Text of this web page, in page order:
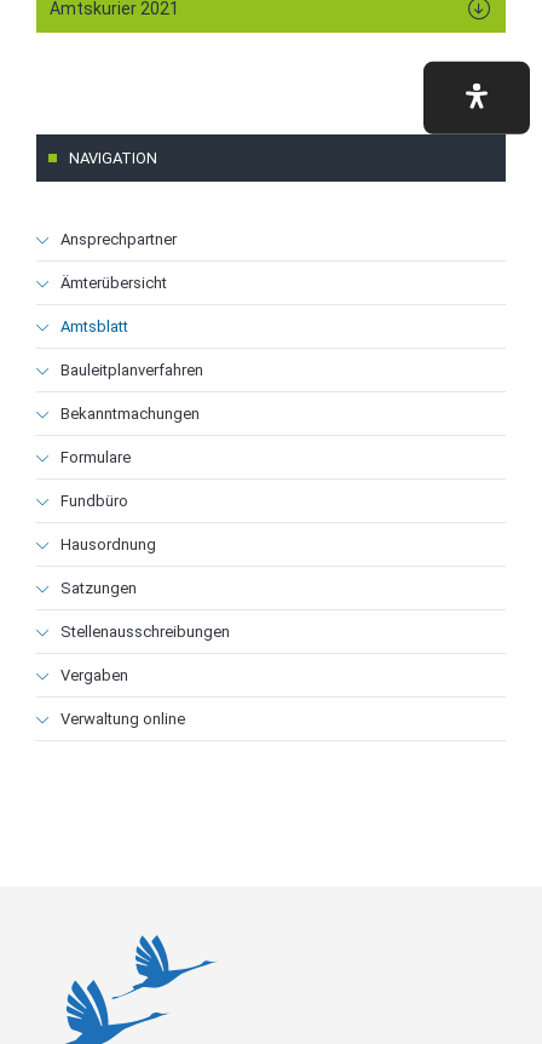
Amtskurier 2021
NAVIGATION
Navigation
überspringen
Ansprechpartner
Ämterübersicht
Amtsblatt
Bauleitplanverfahren
Bekanntmachungen
Formulare
Fundbüro
Hausordnung
Satzungen
Stellenausschreibungen
Vergaben
Verwaltung online